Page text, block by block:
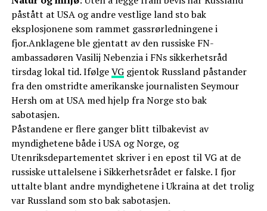
påstått at USA og andre vestlige land sto bak
eksplosjonene som rammet gassrørledningene i
fjor.Anklagene ble gjentatt av den russiske FN-
ambassadøren Vasilij Nebenzia i FNs sikkerhetsråd
tirsdag lokal tid. IfølgeVGgjentok Russland påstander
fra den omstridte amerikanske journalisten Seymour
Hersh om at USA med hjelp fra Norge sto bak
sabotasjen.
Påstandene er flere ganger blitt tilbakevist av
myndighetene både i USA og Norge, og
Utenriksdepartementet skriver i en epost til VG at de
russiske uttalelsene i Sikkerhetsrådet er falske. I fjor
uttalte blant andre myndighetene i Ukraina at det trolig
var Russland som sto bak sabotasjen.